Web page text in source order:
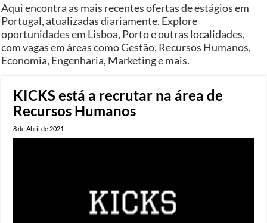
Aqui encontra as mais recentes ofertas de estágios em
Portugal, atualizadas diariamente. Explore
oportunidades em Lisboa, Porto e outras localidades,
com vagas em áreas como Gestão, Recursos Humanos,
Economia, Engenharia, Marketing e mais.
KICKS está a recrutar na área de
Recursos Humanos
8 de Abril de 2021